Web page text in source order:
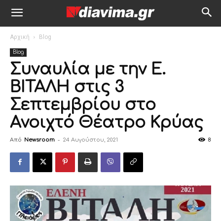
Αρχική Blog
Blog
Συναυλία με την Ε.
ΒΙΤΑΛΗ στις 3
Σεπτεμβρίου στο
Ανοιχτό Θέατρο Κρύας
Από Newsroom - 24 Αυγούστου, 2021 8